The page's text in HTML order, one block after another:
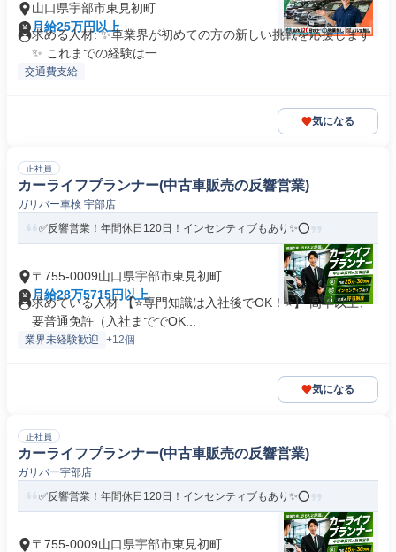
山口県宇部市東見初町
月給25万円以上
求める人材: ✨️車業界が初めての方の新しい挑戦を応援します
✨️ これまでの経験は一...
交通費支給
気になる
正社員
カーライフプランナー(中古車販売の反響営業)
ガリバー車検 宇部店
✅反響営業！年間休日120日！インセンティブもあり✨⭕
〒755-0009山口県宇部市東見初町
月給28万5715円以上
求めている人材 【⭐専門知識は入社後でOK！⭐】 高卒以上、
要普通免許（入社まででOK...
業界未経験歓迎 +12個
気になる
正社員
カーライフプランナー(中古車販売の反響営業)
ガリバー宇部店
✅反響営業！年間休日120日！インセンティブもあり✨⭕
〒755-0009山口県宇部市東見初町